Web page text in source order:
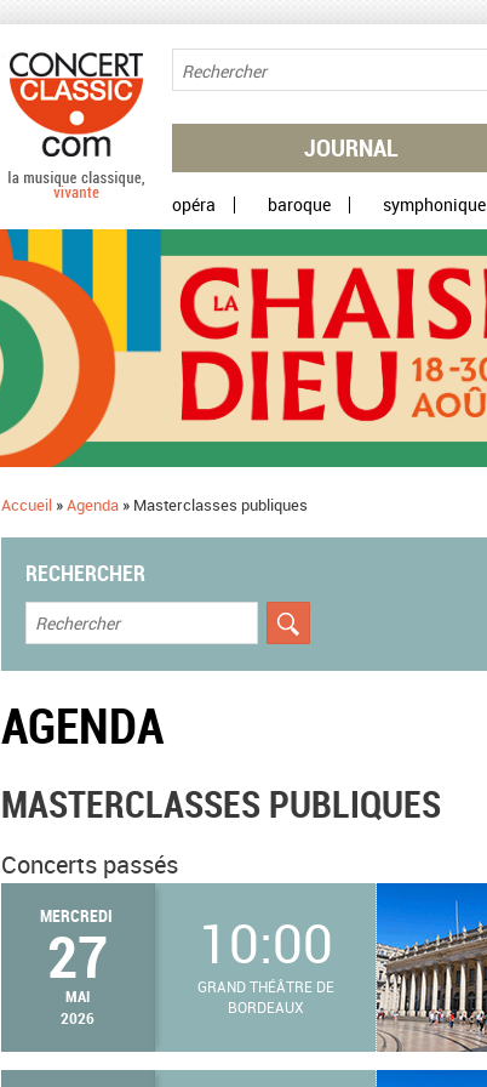
JOURNAL
opéra baroque symphonique
Accueil »Agenda » Masterclasses publiques
RECHERCHER
AGENDA
MASTERCLASSES PUBLIQUES
Concerts passés
MERCREDI
27
MAI
2026
10:00
GRAND THÉÂTRE DE
BORDEAUX